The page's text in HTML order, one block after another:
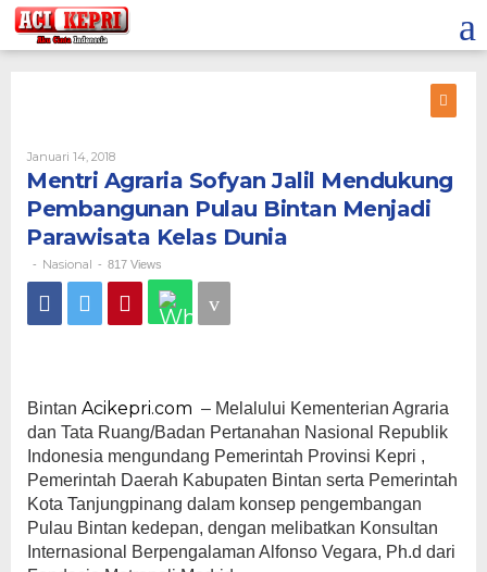
Lewati
ke
konten
Januari 14, 2018Oleh
Mentri Agraria Sofyan Jalil Mendukung
Pembangunan Pulau Bintan Menjadi
Parawisata Kelas Dunia
- Nasional - 817 Views
Bintan Acikepri.com – Melalului Kementerian Agraria
dan Tata Ruang/Badan Pertanahan Nasional Republik
Indonesia mengundang Pemerintah Provinsi Kepri ,
Pemerintah Daerah Kabupaten Bintan serta Pemerintah
Kota Tanjungpinang dalam konsep pengembangan
Pulau Bintan kedepan, dengan melibatkan Konsultan
Internasional Berpengalaman Alfonso Vegara, Ph.d dari